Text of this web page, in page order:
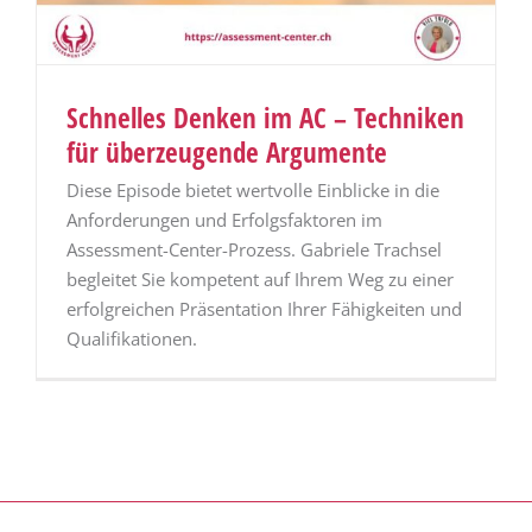
Schnelles Denken im AC – Techniken
für überzeugende Argumente
Diese Episode bietet wertvolle Einblicke in die
Anforderungen und Erfolgsfaktoren im
Assessment-Center-Prozess. Gabriele Trachsel
begleitet Sie kompetent auf Ihrem Weg zu einer
erfolgreichen Präsentation Ihrer Fähigkeiten und
Qualifikationen.